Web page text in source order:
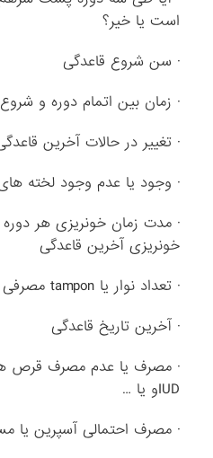
است یا خیر؟
· سن شروع قاعدگی
· زمان بین اتمام دوره و
· تغییر در حالات آخرین
· وجود یا عدم وجود لخته
· مدت زمان خونریزی هر دوره
خونریزی آخرین قاعدگی
· تعداد نوار یا tampon مصرفی
· آخرین تاریخ قاعدگی
· مصرف یا عدم مصرف قرص
IUDو یا …
· مصرف احتمالی آسپرین یا